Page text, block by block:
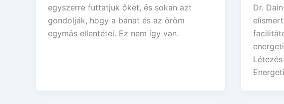
egyszerre futtatjuk őket, és sokan azt
gondolják, hogy a bánat és az öröm
egymás ellentétei. Ez nem így van.
Dr.